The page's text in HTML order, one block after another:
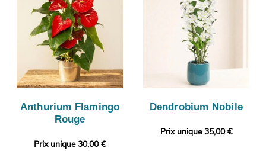
Anthurium Flamingo
Rouge
Prix unique 30,00 €
Dendrobium Nobile
Prix unique 35,00 €